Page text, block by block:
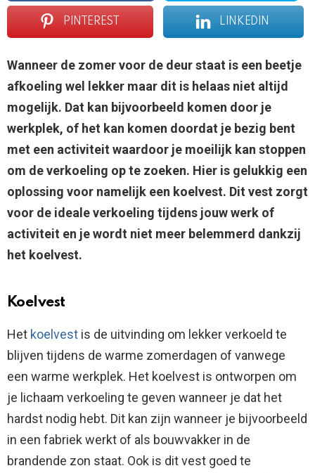
PINTEREST LINKEDIN
Wanneer de zomer voor de deur staat is een beetje
afkoeling wel lekker maar dit is helaas niet altijd
mogelijk. Dat kan bijvoorbeeld komen door je
werkplek, of het kan komen doordat je bezig bent
met een activiteit waardoor je moeilijk kan stoppen
om de verkoeling op te zoeken. Hier is gelukkig een
oplossing voor namelijk een koelvest. Dit vest zorgt
voor de ideale verkoeling tijdens jouw werk of
activiteit en je wordt niet meer belemmerd dankzij
het koelvest.
Koelvest
Het koelvest is de uitvinding om lekker verkoeld te
blijven tijdens de warme zomerdagen of vanwege
een warme werkplek. Het koelvest is ontworpen om
je lichaam verkoeling te geven wanneer je dat het
hardst nodig hebt. Dit kan zijn wanneer je bijvoorbeeld
in een fabriek werkt of als bouwvakker in de
brandende zon staat. Ook is dit vest goed te